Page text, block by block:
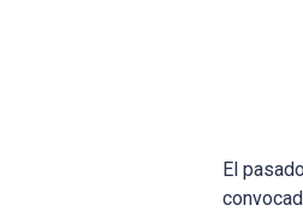
El